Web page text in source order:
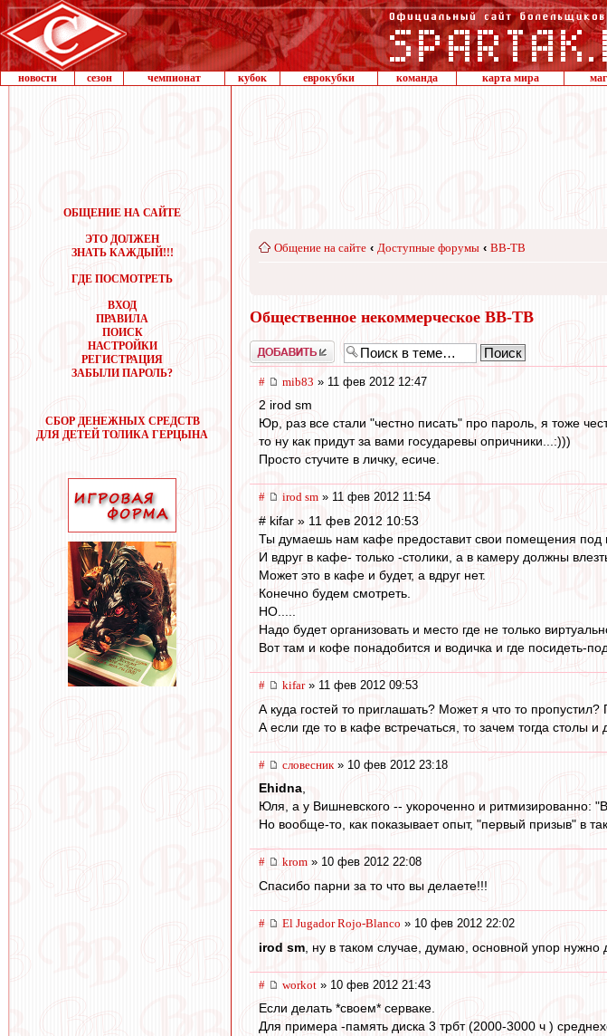
новости сезон чемпионат кубок еврокубки команда карта мира
ОБЩЕНИЕ НА САЙТЕ
ЭТО ДОЛЖЕН
ЗНАТЬ КАЖДЫЙ!!!
ГДЕ ПОСМОТРЕТЬ
ВХОД
ПРАВИЛА
ПОИСК
НАСТРОЙКИ
РЕГИСТРАЦИЯ
ЗАБЫЛИ ПАРОЛЬ?
СБОР ДЕНЕЖНЫХ СРЕДСТВ
ДЛЯ ДЕТЕЙ ТОЛИКА ГЕРЦЫНА
Общение на сайте ‹ Доступные форумы ‹ ВВ-ТВ
Общественное некоммерческое ВВ-ТВ
Добавить
# mib83 » 11 фев 2012 12:47
2 irod sm
Юр, раз все стали "честно писать" про пароль, я тоже
то ну как придут за вами государевы опричники...:)))
Просто стучите в личку, есиче.
# irod sm » 11 фев 2012 11:54
# kifar » 11 фев 2012 10:53
Ты думаешь нам кафе предоставит свои помещения под
И вдруг в кафе- только -столики, а в камеру должны
Может это в кафе и будет, а вдруг нет.
Конечно будем смотреть.
НО.....
Надо будет организовать и место где не только
Вот там и кофе понадобится и водичка и где посидеть-
# kifar» 11 фев 2012 09:53
А куда гостей то приглашать? Может я что то
А если где то в кафе встречаться, то зачем тогда столы
# словесник » 10 фев 2012 23:18
Ehidna,
Юля, а у Вишневского -- укороченно и ритмизированно:
Но вообще-то, как показывает опыт, "первый призыв" в
# krom » 10 фев 2012 22:08
Спасибо парни за то что вы делаете!!!
# El Jugador Rojo-Blanco » 10 фев 2012 22:02
irod sm , ну в таком случае, думаю, основной упор
# workоt » 10 фев 2012 21:43
Если делать *своем* серваке.
Для примера -память диска 3 трбт (2000-3000 ч )